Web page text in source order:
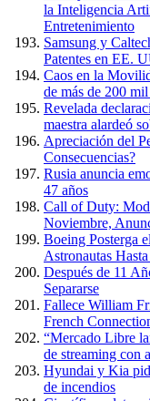
la Inteligencia
Entretenimiento
Samsung y
Patentes en EE.
Caos en la
de más de 200
Revelada
maestra alardeó
Apreciación del
Consecuencias?
Rusia anuncia
47 años
Call of Duty:
Noviembre,
Boeing Posterga
Astronautas
Después de 11
Separarse
Fallece William
French
“Mercado Libre
de streaming con
Hyundai y Kia
de incendios